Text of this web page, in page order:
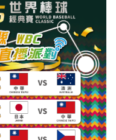
台中市
彰化縣
高雄市
國外報導
台東縣
關山鎮